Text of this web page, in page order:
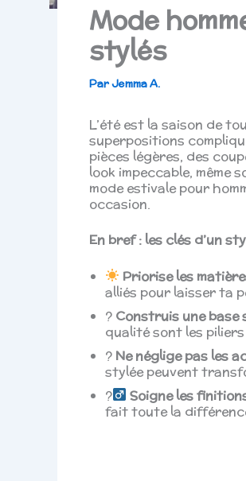
Mode
stylés
ParJemma A.
L’été est la saison de
superpositions
pièces légères, des
look impeccable, même
mode estivale pour
occasion.
En bref : les clés d’un
Priorise les
alliés pour laisser ta
? Construis une base
qualité sont les
? Ne néglige pas les
stylée peuvent
?‍
Soigne les
fait toute la